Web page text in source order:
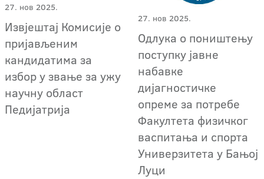
27. нов 2025.
Извјештај Комисије о
пријављеним
кандидатима за
избор у звање за ужу
научну област
Педијатрија
27. нов 2025.
Одлука о поништењу
поступку јавне
набавке
дијагностичке
опреме за потребе
Факултета физичког
васпитања и спорта
Универзитета у Бањој
Луци